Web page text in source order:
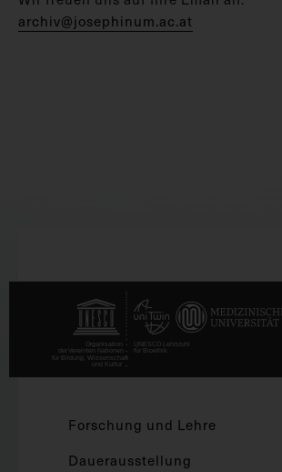
archiv@josephinum.ac.at
Forschung und Lehre
Dauerausstellung